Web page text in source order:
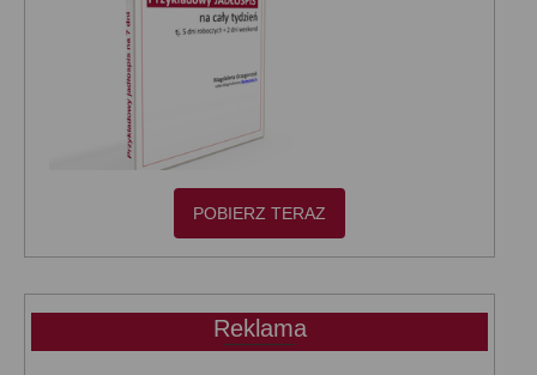
POBIERZ TERAZ
Reklama